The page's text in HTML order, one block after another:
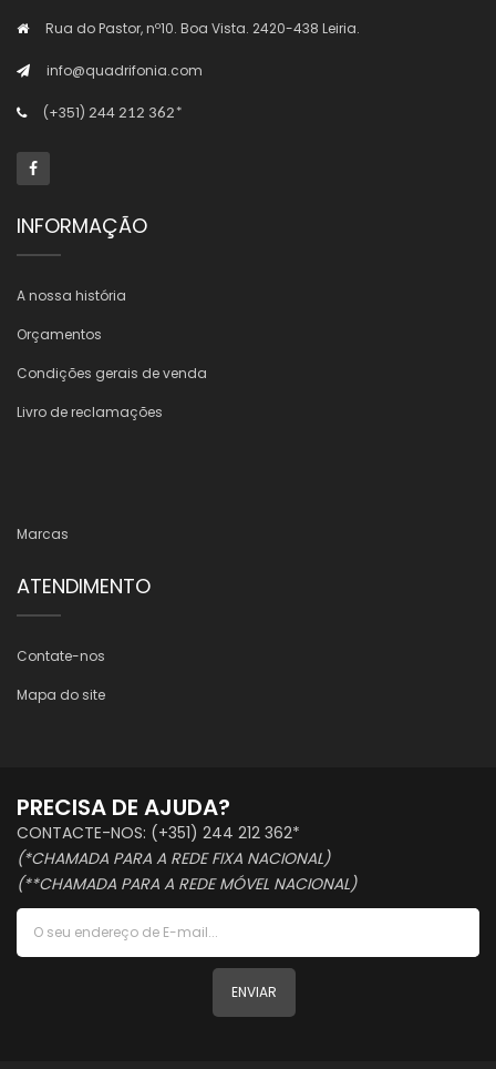
Rua do Pastor, nº10. Boa Vista. 2420-438 Leiria.
info@quadrifonia.com
(+351) 244 212 362*
INFORMAÇÃO
A nossa história
Orçamentos
Condições gerais de venda
Livro de reclamações
Marcas
ATENDIMENTO
Contate-nos
Mapa do site
PRECISA DE AJUDA?
CONTACTE-NOS: (+351) 244 212 362*
(*CHAMADA PARA A REDE FIXA NACIONAL)
(**CHAMADA PARA A REDE MÓVEL NACIONAL)
ENVIAR